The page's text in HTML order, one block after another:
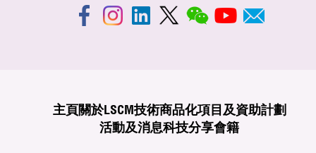
主頁 關於LSCM技術商品化項目及資助計劃
活動及消息科技分享會籍